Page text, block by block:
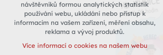
udržení kontextu stránek (session):
případná přihlášení, volby jazyka, apod.
Volitelná cookies
vyhodnocení návštěvnosti
návštěvníků formou analytických statistik
používání webu, ukládání nebo přístup k
informacím na vašem zařízení, měření obsahu,
reklama a vývoj produktů.
Více informací o cookies na našem webu